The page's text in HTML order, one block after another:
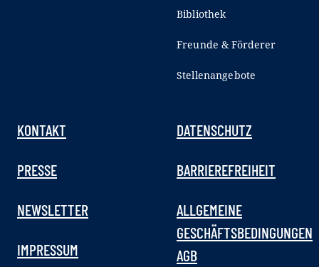
Bibliothek
Freunde & Förderer
Stellenangebote
KONTAKT
PRESSE
NEWSLETTER
IMPRESSUM
DATENSCHUTZ
BARRIEREFREIHEIT
ALLGEMEINE
GESCHÄFTSBEDINGUNGEN
AGB